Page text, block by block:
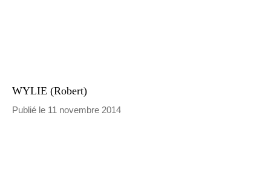
WYLIE (Robert)
Publié le 11 novembre 2014